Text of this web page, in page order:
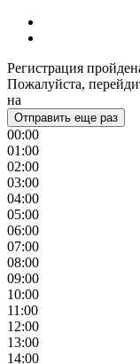
Регистрация
Пожалуйста,
на
Отправить еще раз
00:00
01:00
02:00
03:00
04:00
05:00
06:00
07:00
08:00
09:00
10:00
11:00
12:00
13:00
14:00